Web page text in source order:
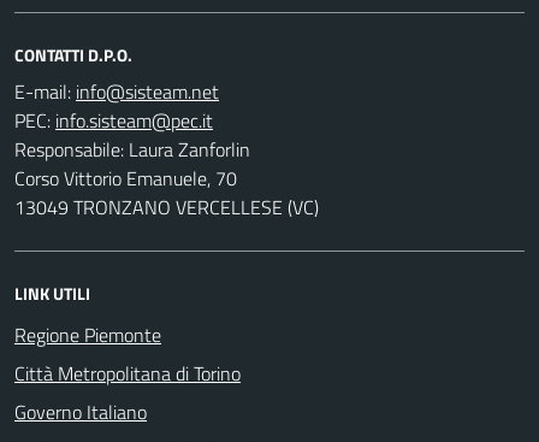
CONTATTI D.P.O.
E-mail:
PEC:
Responsabile: Laura Zanforlin
Corso Vittorio Emanuele, 70
13049 TRONZANO VERCELLESE (VC)
LINK UTILI
Regione Piemonte
Città Metropolitana di Torino
Governo Italiano